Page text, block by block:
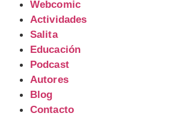
Webcomic
Actividades
Salita
Educación
Podcast
Autores
Blog
Contacto